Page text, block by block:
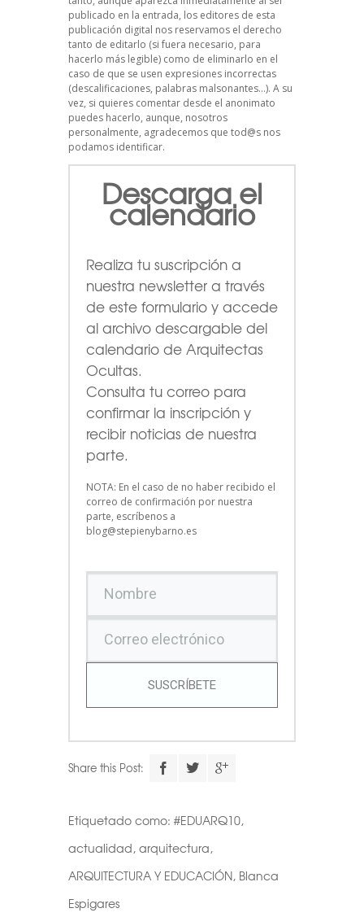
publicado en la entrada, los editores de esta
publicación digital nos reservamos el derecho
tanto de editarlo (si fuera necesario, para
hacerlo más legible) como de eliminarlo en el
caso de que se usen expresiones incorrectas
(descalificaciones, palabras malsonantes…). A su
vez, si quieres comentar desde el anonimato
puedes hacerlo, aunque, nosotros
personalmente, agradecemos que tod@s nos
podamos identificar.
Descarga el
calendario
Realiza tu suscripción a
nuestra newsletter a través
de este formulario y accede
al archivo descargable del
calendario de Arquitectas
Ocultas.
Consulta tu correo para
confirmar la inscripción y
recibir noticias de nuestra
parte.
NOTA: En el caso de no haber recibido el
correo de confirmación por nuestra
parte, escríbenos a
blog@stepienybarno.es
SUSCRÍBETE
Share this Post:
Etiquetado como: #EDUARQ10,
actualidad, arquitectura,
ARQUITECTURA Y EDUCACIÓN, Blanca
Espigares